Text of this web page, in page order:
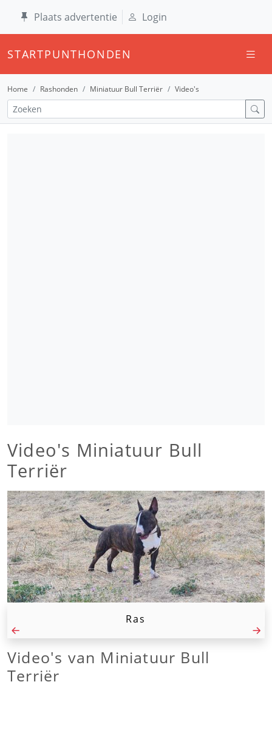
Plaats advertentie Login
STARTPUNTHONDEN
Home Rashonden Miniatuur Bull Terriër Video's
Video's Miniatuur Bull
Terriër
Ras
Video's van Miniatuur Bull
Terriër